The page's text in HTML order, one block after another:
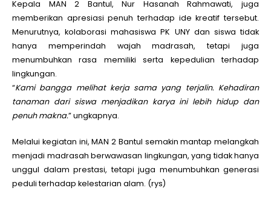
Kepala MAN 2 Bantul, Nur Hasanah Rahmawati, juga
memberikan apresiasi penuh terhadap ide kreatif tersebut.
Menurutnya, kolaborasi mahasiswa PK UNY dan siswa tidak
hanya memperindah wajah madrasah, tetapi juga
menumbuhkan rasa memiliki serta kepedulian terhadap
lingkungan.
“Kami bangga melihat kerja sama yang terjalin. Kehadiran
tanaman dari siswa menjadikan karya ini lebih hidup dan
penuh makna.” ungkapnya.
Melalui kegiatan ini, MAN 2 Bantul semakin mantap melangkah
menjadi madrasah berwawasan lingkungan, yang tidak hanya
unggul dalam prestasi, tetapi juga menumbuhkan generasi
peduli terhadap kelestarian alam. (rys)